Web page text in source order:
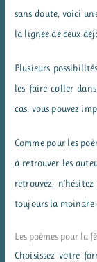
sans doute, voici
la lignée de ceux
Plusieurs
les faire coller
cas, vous pouvez
Comme pour les
à retrouver les
retrouvez,
toujours la moindre
Les poèmes pour la
Choisissez votre